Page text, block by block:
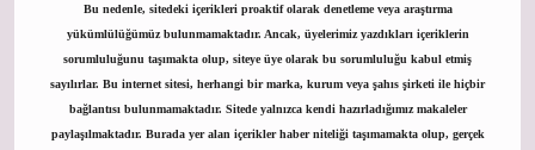
Bu nedenle, sitedeki içerikleri proaktif olarak denetleme veya araştırma
yükümlülüğümüz bulunmamaktadır. Ancak, üyelerimiz yazdıkları içeriklerin
sorumluluğunu taşımakta olup, siteye üye olarak bu sorumluluğu kabul etmiş
sayılırlar. Bu internet sitesi, herhangi bir marka, kurum veya şahıs şirketi ile hiçbir
bağlantısı bulunmamaktadır. Sitede yalnızca kendi hazırladığımız makaleler
paylaşılmaktadır. Burada yer alan içerikler haber niteliği taşımamakta olup, gerçek